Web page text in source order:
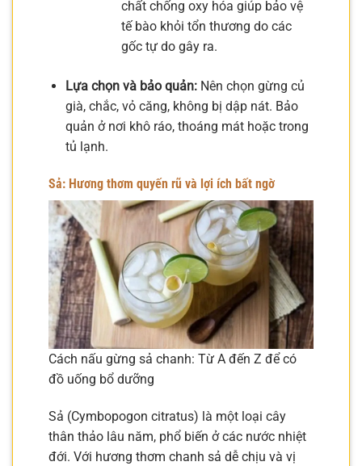
chất chống oxy hóa giúp bảo vệ
tế bào khỏi tổn thương do các
gốc tự do gây ra.
Lựa chọn và bảo quản:Nên chọn gừng củ
già, chắc, vỏ căng, không bị dập nát. Bảo
quản ở nơi khô ráo, thoáng mát hoặc trong
tủ lạnh.
Sả: Hương thơm quyến rũ và lợi ích bất ngờ
Cách nấu gừng sả chanh: Từ A đến Z để có
đồ uống bổ dưỡng
Sả (Cymbopogon citratus) là một loại cây
thân thảo lâu năm, phổ biến ở các nước nhiệt
đới. Với hương thơm chanh sả dễ chịu và vị